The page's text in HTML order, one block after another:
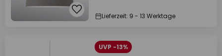
Lieferzeit: 9 - 13 Werktage
UVP -13%